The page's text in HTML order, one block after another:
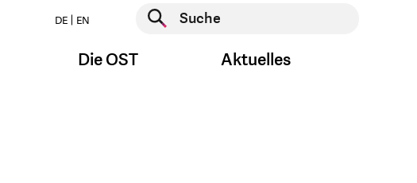
DE EN
Suche starten
Die OST Aktuelles